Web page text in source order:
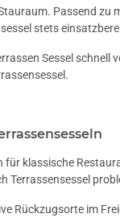
Passend zu
stets
Sessel
für klassische
Terrassensessel
Rückzugsorte im